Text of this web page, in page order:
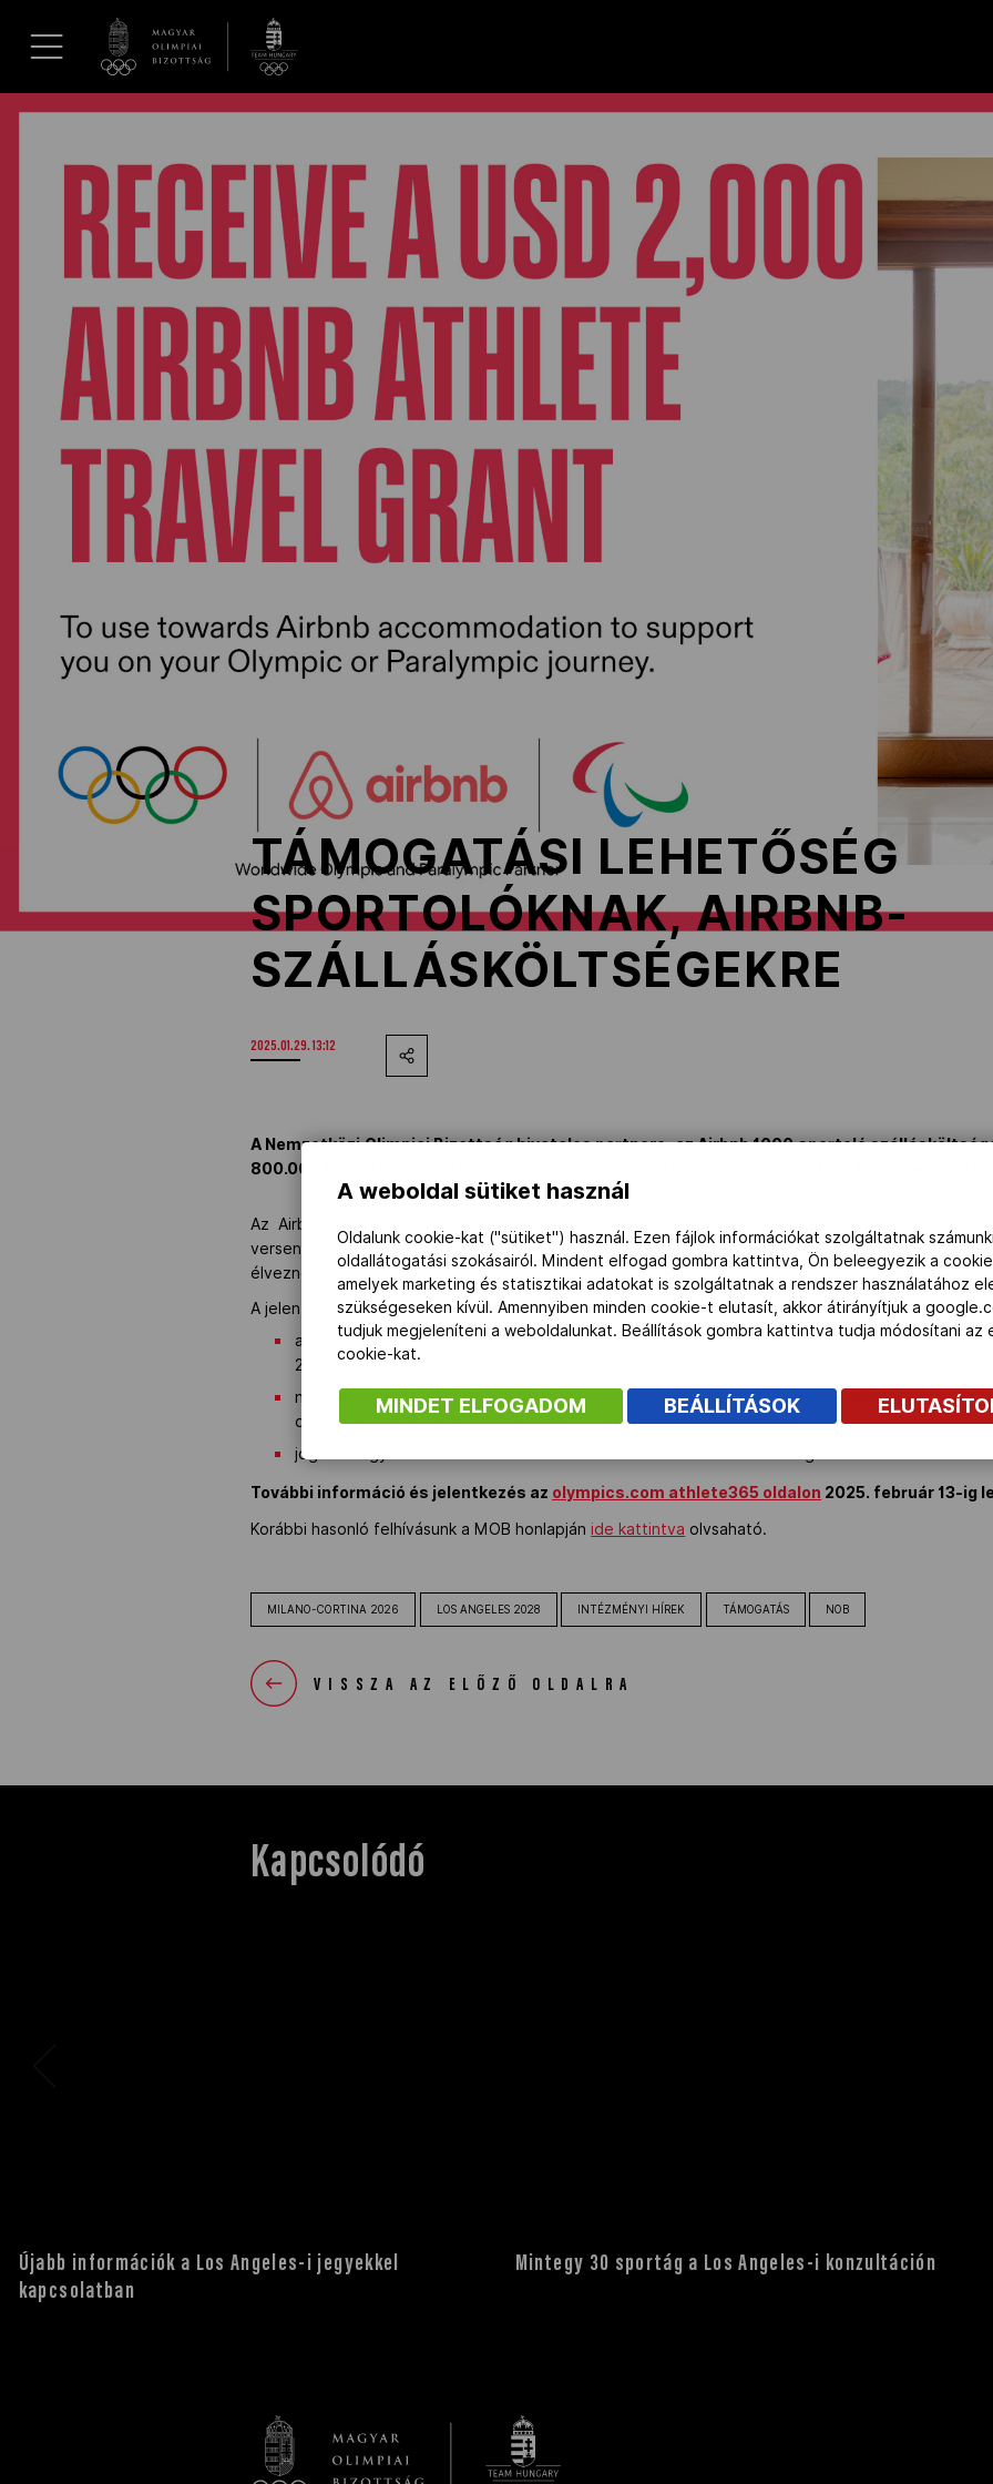
Galéria
Los Angeles 2028
MOB
Kettőskarrier-program
Társszervezetek
Adatbank
TÁMOGATÁSI LEHETŐSÉG
SPORTOLÓKNAK, AIRBNB-
SZÁLLÁSKÖLTSÉGEKRE
2025.01.29. 13:12
A Nemzetközi Olimpiai Bizottság hivatalos partnere, az Airbnb 1000 sportoló
800.000 forint) összeggel az olimpiai és paralimpiai játékokig vezető úton. Jelentkezni 2025.
Az Airbnb Athlete Travel Grant az Airbnb-szállásköltségeket hivatott csökkenteni az
versenyek alkalmával. Az együttműködés során 2025-ben a jövő évi milánói-cortinai téli
élveznek, azonban a programra jogosult valamennyi nyári és téli sportoló jelentkezését is bátorítják
A jelentkezéshez a következő feltételeknek kell megfelelni:
a Nemzetközi Olimpiai vagy Paralimpiai Bizottság által elismert szövetség élsportolója olyan
2026-os téli, vagy a 2028-as Los Angeles-i nyári olimpia programján;
nem sértette meg az Olimpiai Chartát, a Nemzetközi Paralimpiai Bizottság szabálykönyvét,
doppingvétséget, a sportversenyek integritása elleni cselekedetet;
jogosult egy Airbnb-fiók létrehozására. Az Airbnb-felhasználóknak legalább 18 évesnek kell
További információ és jelentkezés az olympics.com athlete365 oldalon 2025. február 13-ig
Korábbi hasonló felhívásunk a MOB honlapjánide kattintva olvsaható.
MILANO-CORTINA 2026 LOS ANGELES 2028 INTÉZMÉNYI HÍREK TÁMOGATÁS NOB
VISSZA AZ ELŐZŐ OLDALRA
Kapcsolódó
Újabb információk a Los Angeles-i jegyekkel
kapcsolatban
Mintegy 30 sportág a Los Angeles-i konzultáción
A weboldal sütiket használ
Oldalunk cookie-kat ("sütiket") használ. Ezen fájlok információkat szolgáltatnak
oldallátogatási szokásairól. Mindent elfogad gombra kattintva, Ön beleegyezik a
amelyek marketing és statisztikai adatokat is szolgáltatnak a rendszer használatához
szükségeseken kívül. Amennyiben minden cookie-t elutasít, akkor átirányítjuk a
tudjuk megjeleníteni a weboldalunkat. Beállítások gombra kattintva tudja módosítani
cookie-kat.
MINDET ELFOGADOM BEÁLLÍTÁSOK